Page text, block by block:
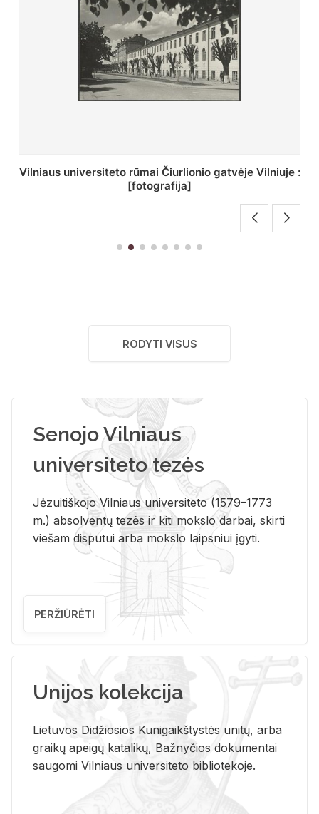
St. Batoro universiteto J. Pilsudskio kolegija :
[fotografija]
RODYTI VISUS
Senojo Vilniaus
universiteto tezės
Jėzuitiškojo Vilniaus universiteto (1579–1773
m.) absolventų tezės ir kiti mokslo darbai, skirti
viešam disputui arba mokslo laipsniui įgyti.
PERŽIŪRĖTI
Unijos kolekcija
Lietuvos Didžiosios Kunigaikštystės unitų, arba
graikų apeigų katalikų, Bažnyčios dokumentai
saugomi Vilniaus universiteto bibliotekoje.